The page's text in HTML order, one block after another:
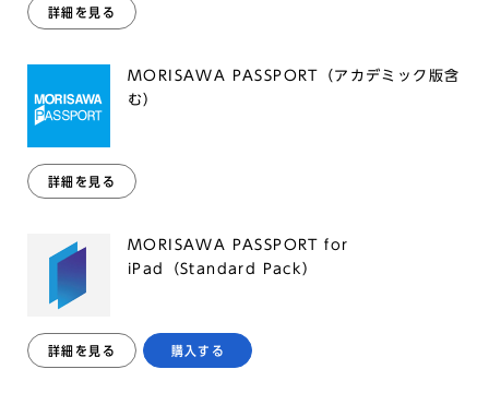
詳細を見る
MORISAWA PASSPORT（アカデミック版含
む）
詳細を見る
MORISAWA PASSPORT for
iPad（Standard Pack）
詳細を見る 購入する